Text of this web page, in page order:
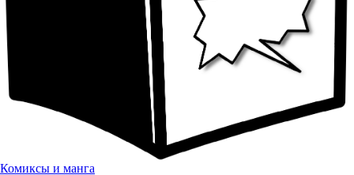
Комиксы и манга